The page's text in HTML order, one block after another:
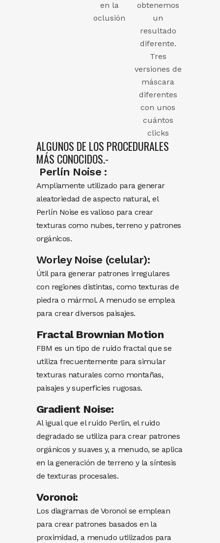
en la
oclusión
obtenemos
un
resultado
diferente.
Tres
versiones de
máscara
diferentes
con unos
cuántos
clicks
ALGUNOS DE LOS PROCEDURALES
MÁS CONOCIDOS.-
Perlín Noise :
Ampliamente utilizado para generar
aleatoriedad de aspecto natural, el
Perlín Noise es valioso para crear
texturas como nubes, terreno y patrones
orgánicos.
Worley Noise (celular):
Útil para generar patrones irregulares
con regiones distintas, como texturas de
piedra o mármol. A menudo se emplea
para crear diversos paisajes.
Fractal Brownian Motion
FBM es un tipo de ruido fractal que se
utiliza frecuentemente para simular
texturas naturales como montañas,
paisajes y superficies rugosas.
Gradient Noise:
Al igual que el ruido Perlin, el ruido
degradado se utiliza para crear patrones
orgánicos y suaves y, a menudo, se aplica
en la generación de terreno y la síntesis
de texturas procesales.
Voronoi:
Los diagramas de Voronoi se emplean
para crear patrones basados ​​en la
proximidad, a menudo utilizados para